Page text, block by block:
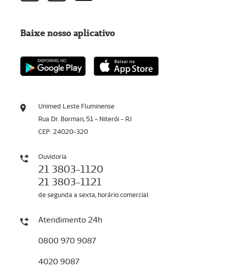
Unimed Leste Fluminense
Rua Dr. Borman, 51 - Niterói - RJ
CEP: 24020-320
Ouvidoria
21 3803-1120
21 3803-1121
de segunda a sexta, horário comercial
Atendimento 24h
0800 970 9087
4020 9087
Baixe nosso aplicativo